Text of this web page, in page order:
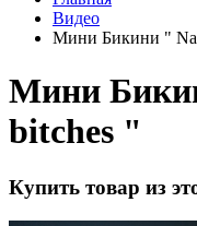
Видео
Мини Бикини "
Мини
bitches "
Купить товар из